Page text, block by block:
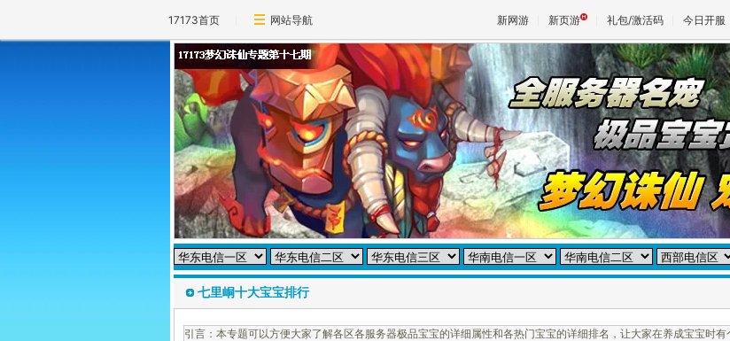
17173首页 网站导航 新网游 新页游 礼包/激活码 今日开服
七里峒十大宝宝排行
引言：本专题可以方便大家了解各区各服务器极品宝宝的详细属性和各热门宝宝的详细排名，让大家在养成宝宝时有